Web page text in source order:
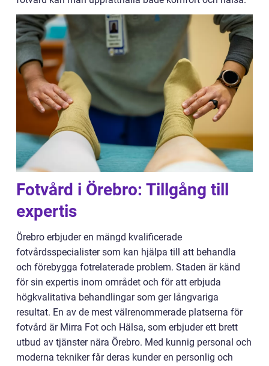
Fotvård i Örebro: Tillgång till
expertis
Örebro erbjuder en mängd kvalificerade
fotvårdsspecialister som kan hjälpa till att behandla
och förebygga fotrelaterade problem. Staden är känd
för sin expertis inom området och för att erbjuda
högkvalitativa behandlingar som ger långvariga
resultat. En av de mest välrenommerade platserna för
fotvård är Mirra Fot och Hälsa, som erbjuder ett brett
utbud av tjänster nära Örebro. Med kunnig personal och
moderna tekniker får deras kunder en personlig och